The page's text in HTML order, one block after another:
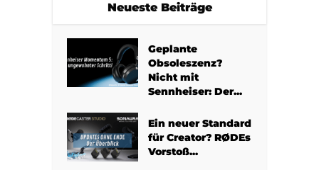
Neueste Beiträge
Geplante
Obsoleszenz?
Nicht mit
Sennheiser: Der...
Ein neuer Standard
für Creator? RØDEs
Vorstoß...